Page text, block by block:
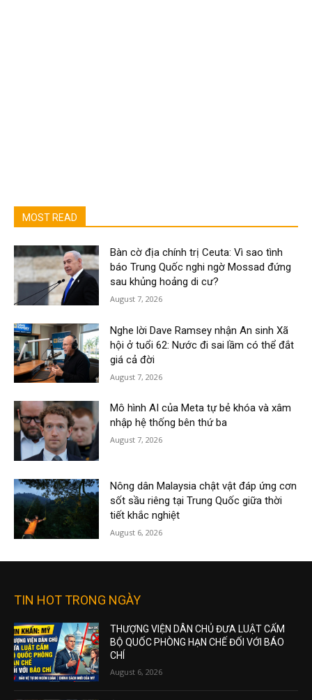
MOST READ
Bàn cờ địa chính trị Ceuta: Vì sao tình
báo Trung Quốc nghi ngờ Mossad đứng
sau khủng hoảng di cư?
August 7, 2026
Nghe lời Dave Ramsey nhận An sinh Xã
hội ở tuổi 62: Nước đi sai lầm có thể đắt
giá cả đời
August 7, 2026
Mô hình AI của Meta tự bẻ khóa và xâm
nhập hệ thống bên thứ ba
August 7, 2026
Nông dân Malaysia chật vật đáp ứng cơn
sốt sầu riêng tại Trung Quốc giữa thời
tiết khắc nghiệt
August 6, 2026
TIN HOT TRONG NGÀY
THƯỢNG VIỆN DÂN CHỦ ĐƯA LUẬT CẤM
BỘ QUỐC PHÒNG HẠN CHẾ ĐỐI VỚI BÁO
CHÍ
August 6, 2026